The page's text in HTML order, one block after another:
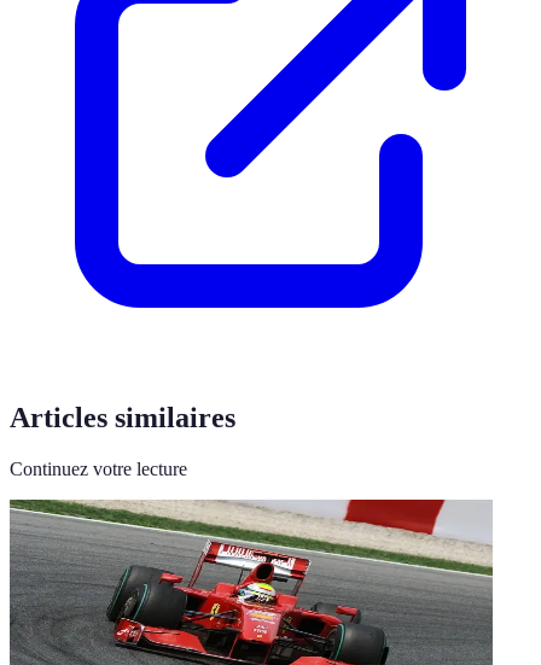
Articles similaires
Continuez votre lecture